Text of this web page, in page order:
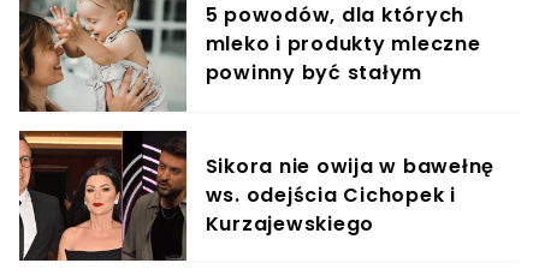
5 powodów, dla których
mleko i produkty mleczne
powinny być stałym
Sikora nie owija w bawełnę
ws. odejścia Cichopek i
Kurzajewskiego